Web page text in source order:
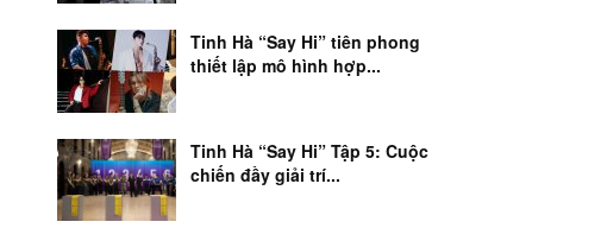
Tinh Hà “Say Hi” tiên phong
thiết lập mô hình hợp...
Tinh Hà “Say Hi” Tập 5: Cuộc
chiến đầy giải trí...